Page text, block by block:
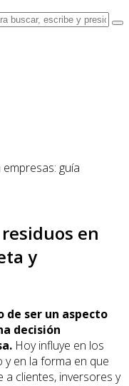
en
y
de ser un aspecto
decisión
Hoy influye en los
y en la forma en que
clientes, inversores y